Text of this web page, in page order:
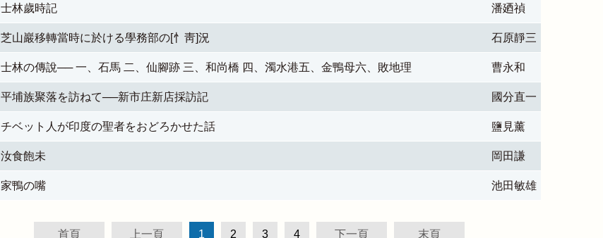
士林歲時記 潘廼禎
芝山巖移轉當時に於ける學務部の[忄靑]況 石原靜三
士林の傳說── 一、石馬 二、仙腳跡 三、和尚橋 四、濁水港五、金鴨母六、敗地理 曹永和
平埔族聚落を訪ねて──新市庄新店採訪記 國分直一
チベット人が印度の聖者をおどろかせた話 鹽見薰
汝食飽未 岡田謙
家鴨の嘴 池田敏雄
首頁 上一頁 1 2 3 4 下一頁 末頁